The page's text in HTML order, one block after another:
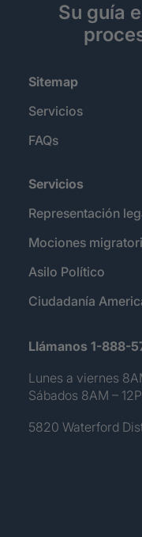
Su guía
Sitemap
Servicios
FAQs
Servicios
Representación
Mociones
Asilo Político
Ciudadanía
Llámanos 1-888-
Lunes a viernes
Sábados 8AM –
5820 Waterford